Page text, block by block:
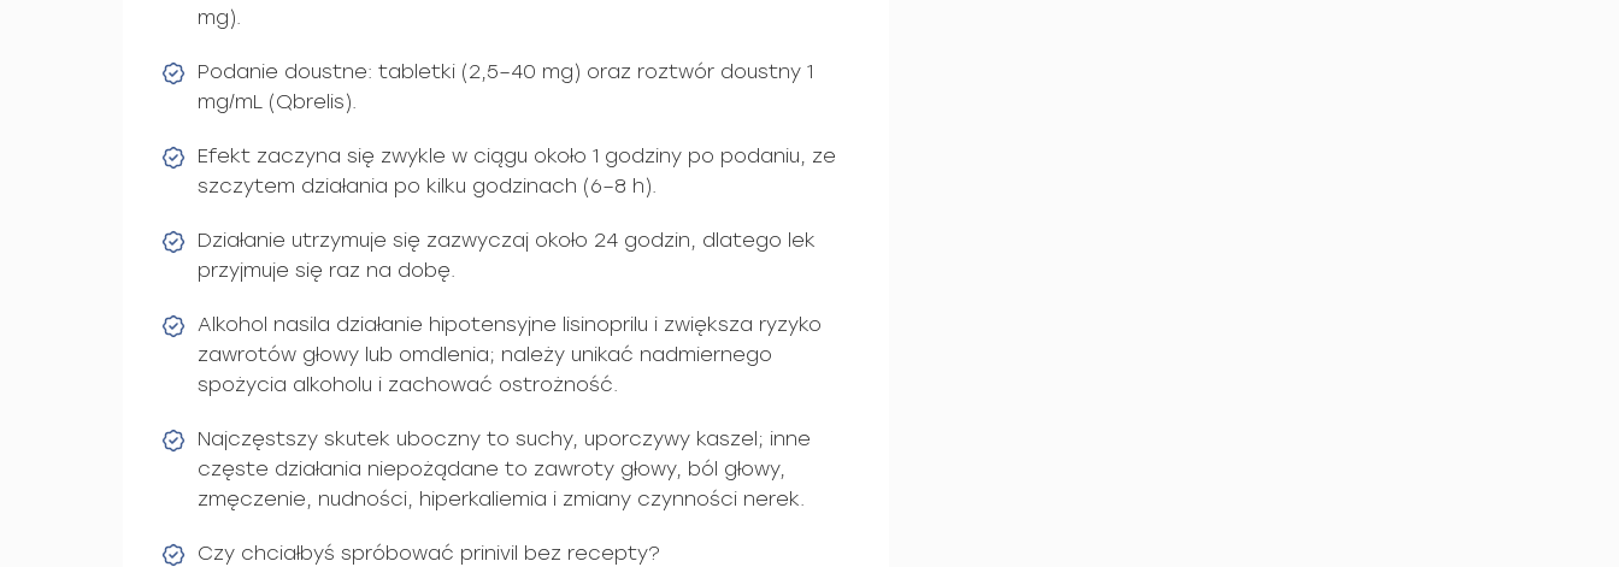
mg).
Podanie doustne: tabletki (2,5–40 mg) oraz roztwór doustny 1
mg/mL (Qbrelis).
Efekt zaczyna się zwykle w ciągu około 1 godziny po podaniu, ze
szczytem działania po kilku godzinach (6–8 h).
Działanie utrzymuje się zazwyczaj około 24 godzin, dlatego lek
przyjmuje się raz na dobę.
Alkohol nasila działanie hipotensyjne lisinoprilu i zwiększa ryzyko
zawrotów głowy lub omdlenia; należy unikać nadmiernego
spożycia alkoholu i zachować ostrożność.
Najczęstszy skutek uboczny to suchy, uporczywy kaszel; inne
częste działania niepożądane to zawroty głowy, ból głowy,
zmęczenie, nudności, hiperkaliemia i zmiany czynności nerek.
Czy chciałbyś spróbować prinivil bez recepty?